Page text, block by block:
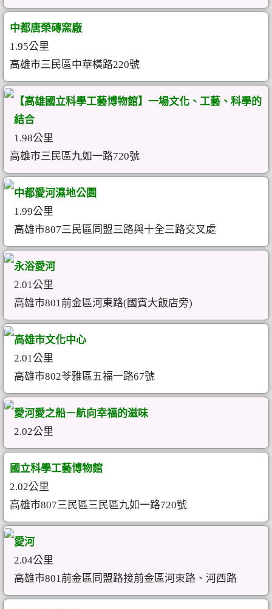
中都唐榮磚窯廠
1.95公里
高雄市三民區中華橫路220號
【高雄國立科學工藝博物館】一場文化、工藝、科學的
結合
1.98公里
高雄市三民區九如一路720號
中都愛河濕地公園
1.99公里
高雄市807三民區同盟三路與十全三路交叉處
永浴愛河
2.01公里
高雄市801前金區河東路(國賓大飯店旁)
高雄市文化中心
2.01公里
高雄市802苓雅區五福一路67號
愛河愛之船－航向幸福的滋味
2.02公里
國立科學工藝博物館
2.02公里
高雄市807三民區三民區九如一路720號
愛河
2.04公里
高雄市801前金區同盟路接前金區河東路、河西路